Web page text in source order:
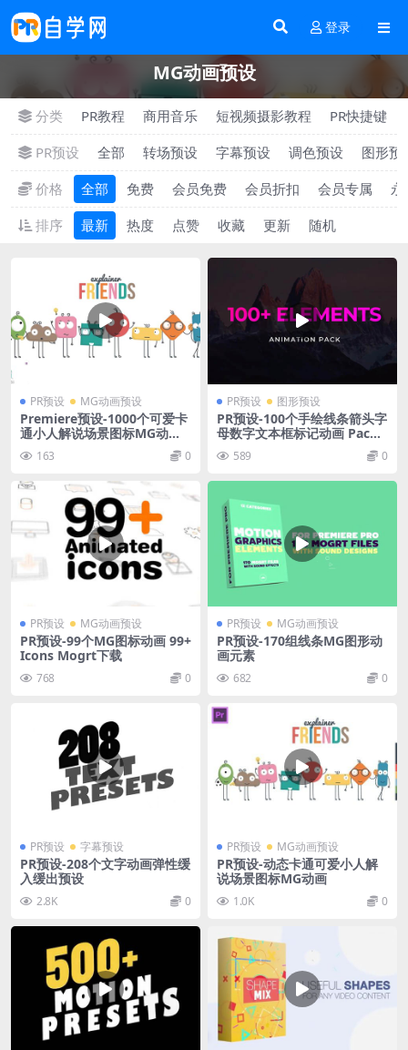
登录
MG动画预设
分类 PR教程 商用音乐 短视频摄影教程 PR快捷键
PR预设
全部 转场预设 字幕预设 调色预设
图形预
价格
全部 免费 会员免费 会员折扣 会员专属
排序
最新 热度 点赞 收藏 更新 随机
PR预设 MG动画预设
Premiere预设-1000个可爱卡
通小人解说场景图标MG动画P
163 0
PR预设 图形预设
PR预设-100个手绘线条箭头字
母数字文本框标记动画 Pack
589 0
PR预设 MG动画预设
PR预设-99个MG图标动画 99+
Icons Mogrt下载
768 0
PR预设 MG动画预设
PR预设-170组线条MG图形动
画元素
682 0
PR预设 字幕预设
PR预设-208个文字动画弹性缓
入缓出预设
2.8K 0
PR预设 MG动画预设
PR预设-动态卡通可爱小人解
说场景图标MG动画
1.0K 0